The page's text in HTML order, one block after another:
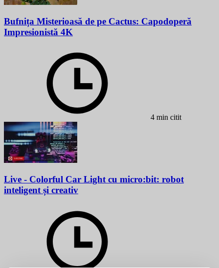
Bufnița Misterioasă de pe Cactus: Capodoperă
Impresionistă 4K
4 min citit
Live - Colorful Car Light cu micro:bit: robot
inteligent și creativ